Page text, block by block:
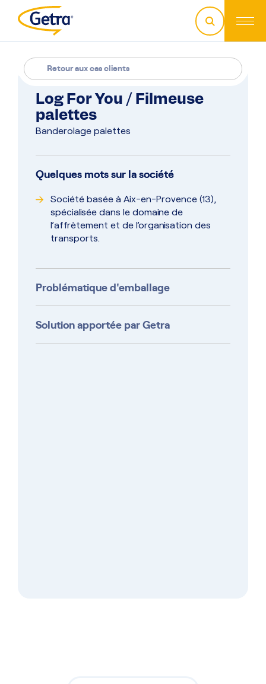
Retour aux cas clients
Log For You / Filmeuse
palettes
Banderolage palettes
Quelques mots sur la société
Société basée à Aix-en-Provence (13),
spécialisée dans le domaine de
l’affrètement et de l’organisation des
transports.
Problématique d'emballage
Solution apportée par Getra